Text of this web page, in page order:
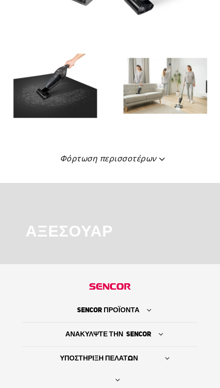
Φόρτωση περισσοτέρων
ΑΞΕΣΟΥΆΡ
SENCOR ΠΡΟΪΟΝΤΑ
ΑΝΑΚΥΛΨΤΕ ΤΗΝ SENCOR
ΥΠΟΣΤΗΡΙΞΗ ΠΕΛΑΤΩΝ